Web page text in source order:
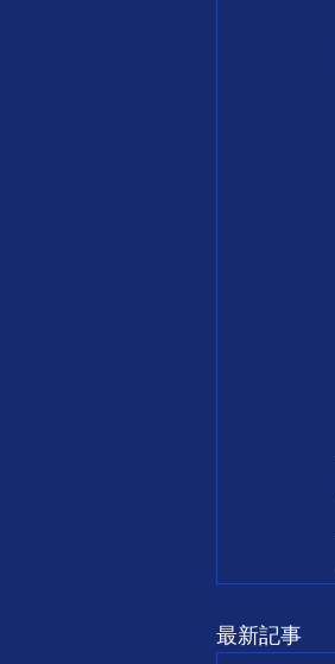
最新記事